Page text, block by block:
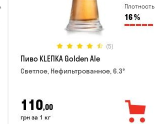
Плотность
16%
(5)
Пиво KLEПКА Golden Ale
Светлое, Нефильтрованное, 6.3°
110,00
грн за 1 кг